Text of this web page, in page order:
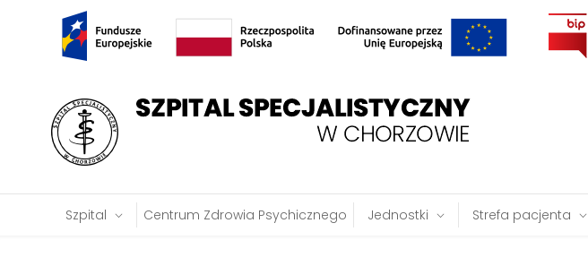
Szpital Centrum Zdrowia Psychicznego Jednostki Strefa pacjenta